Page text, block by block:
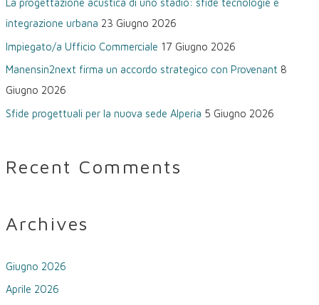
La progettazione acustica di uno stadio: sfide tecnologie e
integrazione urbana 23 Giugno 2026
Impiegato/a Ufficio Commerciale 17 Giugno 2026
Manensin2next firma un accordo strategico con Provenant 8
Giugno 2026
Sfide progettuali per la nuova sede Alperia 5 Giugno 2026
Recent Comments
Archives
Giugno 2026
Aprile 2026